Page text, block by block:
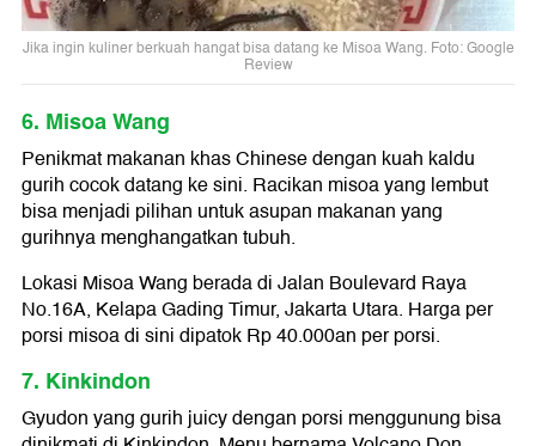
Jika ingin kuliner berkuah hangat bisa datang ke Misoa Wang. Foto: Google
Review
6. Misoa Wang
Penikmat makanan khas Chinese dengan kuah kaldu
gurih cocok datang ke sini. Racikan misoa yang lembut
bisa menjadi pilihan untuk asupan makanan yang
gurihnya menghangatkan tubuh.
Lokasi Misoa Wang berada di Jalan Boulevard Raya
No.16A, Kelapa Gading Timur, Jakarta Utara. Harga per
porsi misoa di sini dipatok Rp 40.000an per porsi.
7. Kinkindon
Gyudon yang gurih juicy dengan porsi menggunung bisa